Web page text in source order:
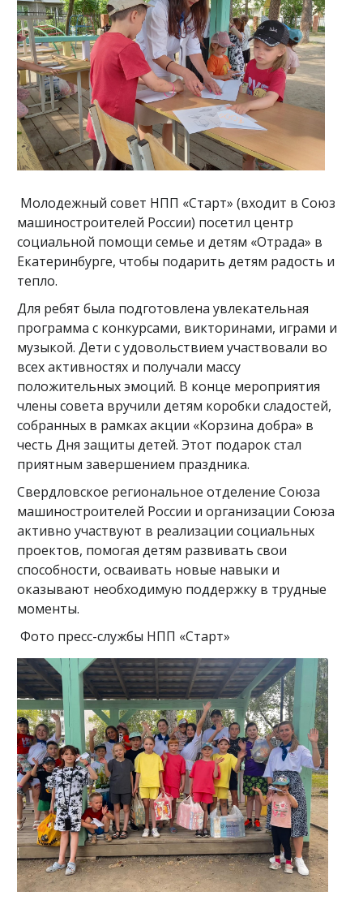
Молодежный совет НПП «Старт» (входит в Союз
машиностроителей России) посетил центр
социальной помощи семье и детям «Отрада» в
Екатеринбурге, чтобы подарить детям радость и
тепло.
Для ребят была подготовлена увлекательная
программа с конкурсами, викторинами, играми и
музыкой. Дети с удовольствием участвовали во
всех активностях и получали массу
положительных эмоций. В конце мероприятия
члены совета вручили детям коробки сладостей,
собранных в рамках акции «Корзина добра» в
честь Дня защиты детей. Этот подарок стал
приятным завершением праздника.
Свердловское региональное отделение Союза
машиностроителей России и организации Союза
активно участвуют в реализации социальных
проектов, помогая детям развивать свои
способности, осваивать новые навыки и
оказывают необходимую поддержку в трудные
моменты.
Фото пресс-службы НПП «Старт»